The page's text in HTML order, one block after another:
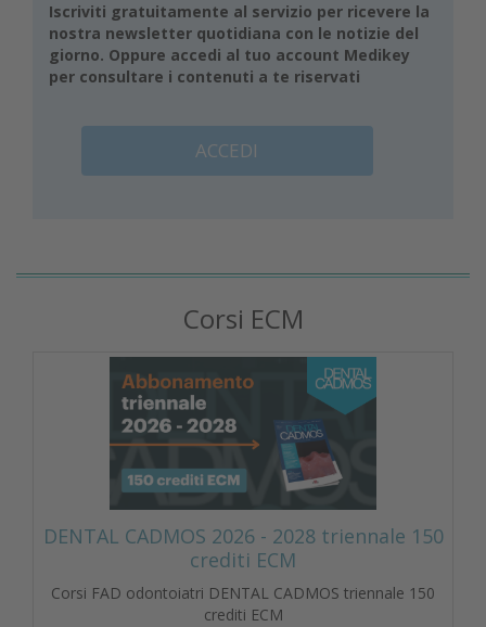
Iscriviti gratuitamente al servizio per ricevere la
nostra newsletter quotidiana con le notizie del
giorno. Oppure accedi al tuo account Medikey
per consultare i contenuti a te riservati
ACCEDI
Corsi ECM
DENTAL CADMOS 2026 - 2028 triennale 150
crediti ECM
Corsi FAD odontoiatri DENTAL CADMOS triennale 150
crediti ECM